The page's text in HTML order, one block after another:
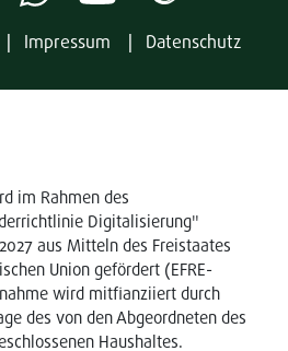
Impressum Datenschutz
im Rahmen des
Digitalisierung"
aus Mitteln des Freistaates
Union gefördert (EFRE-
wird mitfianziiert durch
des von den Abgeordneten des
Haushaltes.